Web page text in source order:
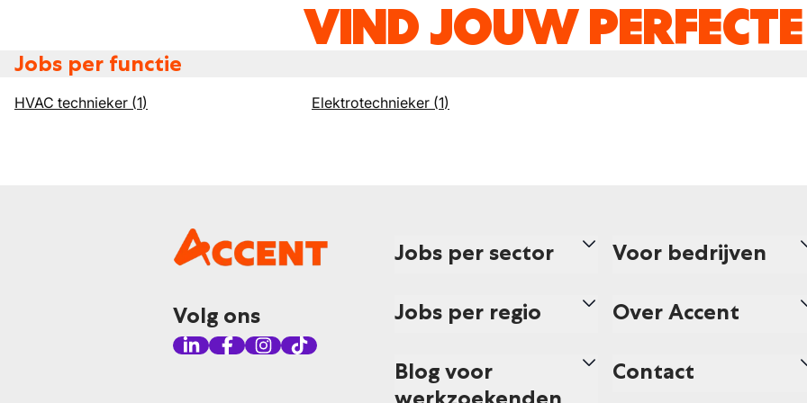
VIND JOUW
Jobs per functie
HVAC technieker (1) Elektrotechnieker (1)
Volg ons
Jobs per sector
Jobs per regio
Blog voor
Voor bedrijven
Over Accent
Contact